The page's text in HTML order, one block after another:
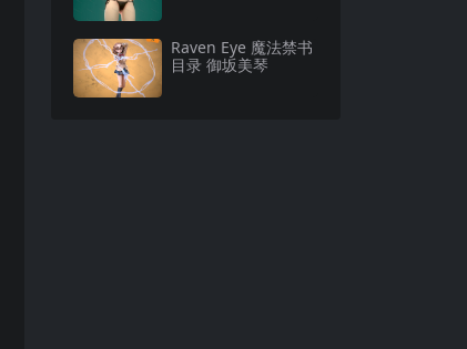
Raven Eye 魔法禁书
目录 御坂美琴